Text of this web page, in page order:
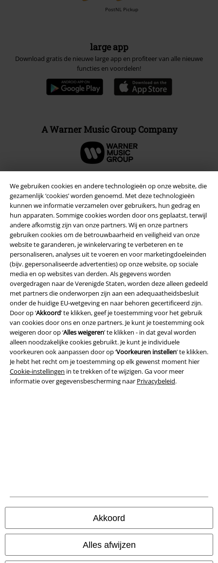
We gebruiken cookies en andere technologieën op onze website, die
gezamenlijk ‘cookies’ worden genoemd. Met deze technologieën
kunnen we informatie verzamelen over gebruikers, hun gedrag en
hun apparaten. Sommige cookies worden door ons geplaatst, terwijl
andere afkomstig zijn van onze partners. Wij en onze partners
gebruiken cookies om de betrouwbaarheid en veiligheid van onze
website te garanderen, je winkelervaring te verbeteren en te
personaliseren, analyses uit te voeren en voor marketingdoeleinden
(bijv. gepersonaliseerde advertenties) op onze website, op sociale
media en op websites van derden. Als gegevens worden
overgedragen naar de Verenigde Staten, worden deze alleen gedeeld
met partners die onderworpen zijn aan een adequaatheidsbesluit
onder de huidige EU-wetgeving en naar behoren gecertificeerd zijn.
Door op ‘Akkoord’ te klikken, geef je toestemming voor het gebruik
van cookies door ons en onze partners. Je kunt je toestemming ook
weigeren door op ‘Alles weigeren’ te klikken - in dat geval worden
alleen noodzakelijke cookies gebruikt. Je kunt je individuele
voorkeuren ook aanpassen door op ‘Voorkeuren instellen’ te klikken.
Je hebt het recht om je toestemming op elk gewenst moment hier
Cookie-instellingen in te trekken of te wijzigen. Ga voor meer
informatie over gegevensbescherming naar Privacybeleid.
Akkoord
Alles afwijzen
PostNL Pickup
large app
Download gratis de nieuwe large app en profiteer van alle nieuwe
functies en voordelen!
A Warner Music Group Company
Beveiliging
Legal
Algemene Voorwaarden
Bedrijfsgegevens
© 1986-2026 Large Popmerchandising BV